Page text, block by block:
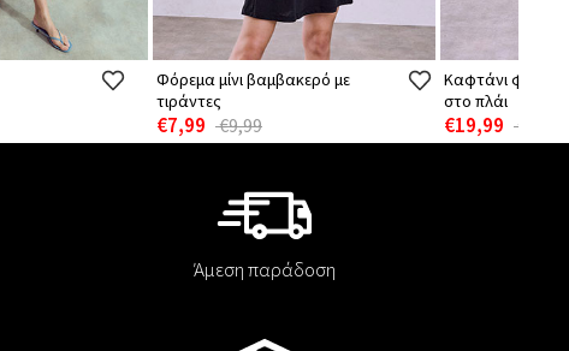
Φόρεμα μίνι βαμβακερό με
τιράντες
€7,99 €9,99
Καφτάνι
στο πλάι
€19,99 €24,99
Άμεση παράδοση